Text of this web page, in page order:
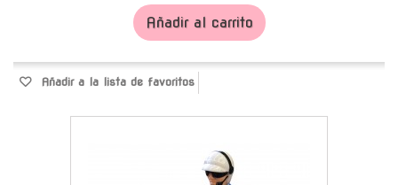
Añadir al carrito
Añadir a la lista de favoritos